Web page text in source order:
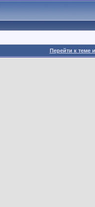
Перейти к теме